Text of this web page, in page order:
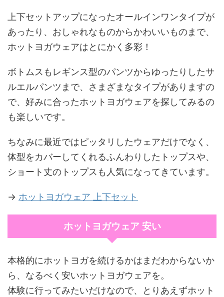
上下セットアップになったオールインワンタイプが
あったり、おしゃれなものからかわいいものまで、
ホットヨガウェアはとにかく多彩！
ボトムスもレギンス型のパンツからゆったりしたサ
ルエルパンツまで、さまざまなタイプがありますの
で、好みに合ったホットヨガウェアを探してみるの
も楽しいです。
ちなみに最近ではピッタリしたウェアだけでなく、
体型をカバーしてくれるふんわりしたトップスや、
ショート丈のトップスも人気になってきています。
→ ホットヨガウェア 上下セット
ホットヨガウェア 安い
本格的にホットヨガを続けるかはまだわからないか
ら、なるべく安いホットヨガウェアを。
体験に行ってみたいだけなので、とりあえずホット